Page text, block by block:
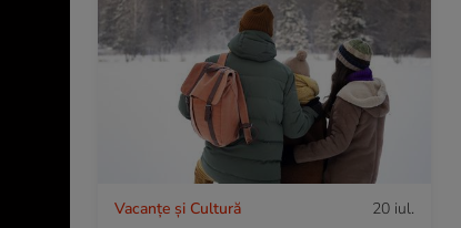
Vacanțe și Cultură 20 iul.